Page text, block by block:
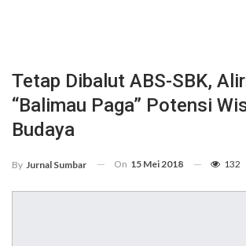
Tetap Dibalut ABS-SBK,
“Balimau Paga” Potensi
Budaya
By Jurnal Sumbar On 15 Mei 2018 132